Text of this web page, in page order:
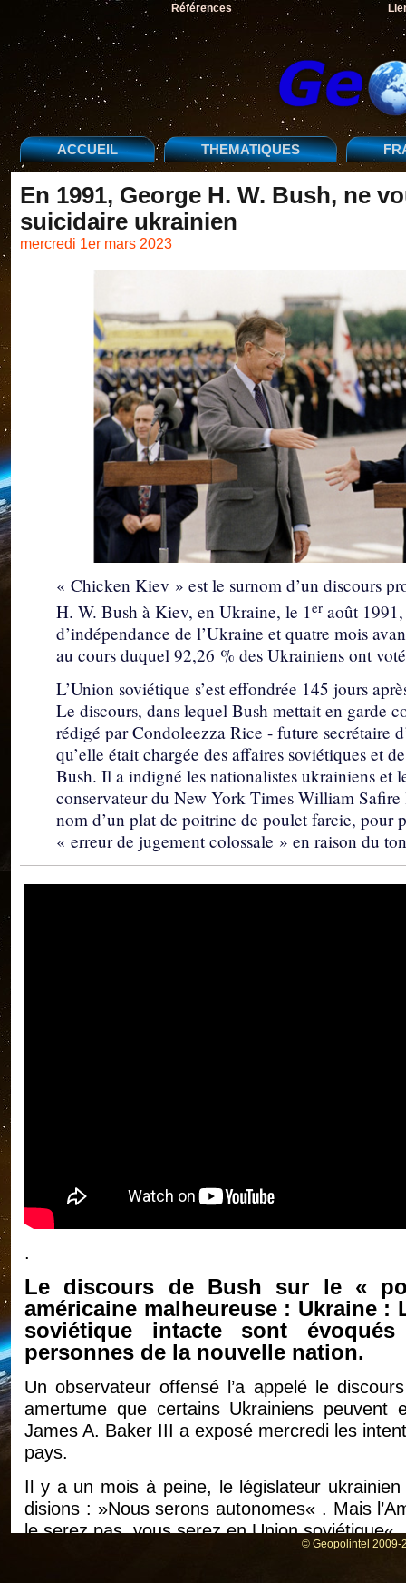
Références
ACCUEIL THEMATIQUES
En 1991, George H. W. Bush, ne
suicidaire ukrainien
mercredi 1er mars 2023
« Chicken Kiev » est le surnom d’un discours
H. W. Bush à Kiev, en Ukraine, le 1 er août
d’indépendance de l’Ukraine et quatre mois
au cours duquel 92,26 % des Ukrainiens ont
L’Union soviétique s’est effondrée 145 jours
Le discours, dans lequel Bush mettait en garde
rédigé par Condoleezza Rice - future secrétaire
qu’elle était chargée des affaires soviétiques et
Bush. Il a indigné les nationalistes ukrainiens et
conservateur du New York Times William
nom d’un plat de poitrine de poulet farcie, pour
« erreur de jugement colossale » en raison du
.
Le discours de Bush sur le «
américaine malheureuse : Ukraine
soviétique intacte sont
personnes de la nouvelle nation.
Un observateur offensé l’a appelé le
amertume que certains Ukrainiens peuvent
James A. Baker III a exposé mercredi les
pays.
Il y a un mois à peine, le législateur
disions : »Nous serons autonomes« . Mais
le serez pas, vous serez en Union soviétique«
© Geopolintel 2009-